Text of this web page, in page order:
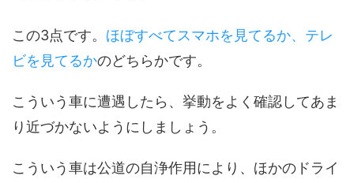
この3点です。 ほぼすべてスマホを見てるか、テレ
ビを見てるかのどちらかです。
こういう車に遭遇したら、挙動をよく確認してあま
り近づかないようにしましょう。
こういう車は公道の自浄作用により、ほかのドライ